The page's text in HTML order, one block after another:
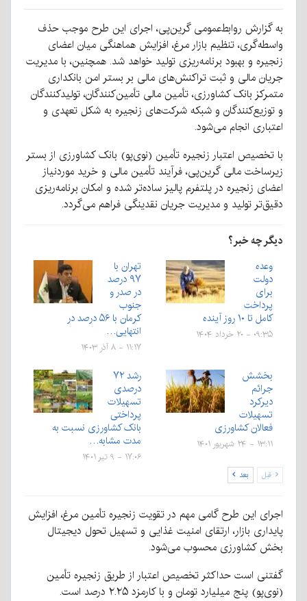
به گزارش روابط‌عمومی گرین‌پی، اجرای این طرح موجب حذف
واسطه‌گری، تنظیم بازار مرغ، افزایش هماهنگی میان اعضای
زنجیره و بهبود برنامه‌ریزی تولید خواهد شد. همچنین، با مدیریت
جریان مالی و ثبت تراکنش‌های مالی بر بستر امن بانکداری
متمرکز بانک کشاورزی، تأمین مالی تأمین‌کنندگان، تولیدکنندگان
و توزیع‌کنندگان و شبکه شرکت‌های زنجیره به شکل تعهدی و
اعتباری انجام می‌شود.
با تخصیص اعتبار زنجیره تأمین (نوی‌پو) بانک کشاورزی از بستر
زیرساخت مالی گرین‌پی، فرآیند تأمین مالی و خرید موردنیاز
اعضای زنجیره در پلتفرم پالیز ساده‌تر شده و امکان برنامه‌ریزی
دقیق‌تر تولید و مدیریت جریان نقدینگی فراهم می‌گردد.
دیگر چه خبر؟
وعده
دولت
برای
پرداخت
کامل تا ۱۰ روز آینده
۰۹:۳۵ - ۲۰ خرداد ۱۴۰۴
تهران با
۹۷ درصد
در صدر و
جنوب
کرمان با ۵۶ درصد در
انتهایی…
۱۱:۱۷ - ۸ آذر ۱۴۰۳
بخشش
جرائم
دیرکرد
تسهیلات
فعالان کشاورزی
۱۳:۱۱ - ۲۴ شهریور ۱۴۰۱
رشد ۷۲
درصدی
تسهیلات
پرداختی
بانک کشاورزی نسبت به
مدت مشابه…
۱۷:۰۶ - ۹ تیر ۱۴۰۱
قبل بعد
اجرای این طرح گامی مهم در تقویت زنجیره تأمین مرغ، افزایش
پایداری بازار، ارتقای امنیت غذایی و تسهیل تحول دیجیتال
بخش کشاورزی محسوب می‌شود.
گفتنی است حداکثر تخصیص اعتبار از طریق زنجیره تأمین
(نوی‌پو) پنج میلیارد تومان و با کارمزد ۲.۲۵ درصد است.